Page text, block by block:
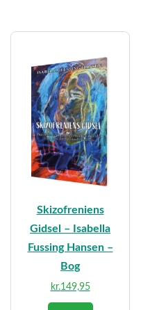
Skizofreniens
Gidsel – Isabella
Fussing Hansen –
Bog
kr.149,95